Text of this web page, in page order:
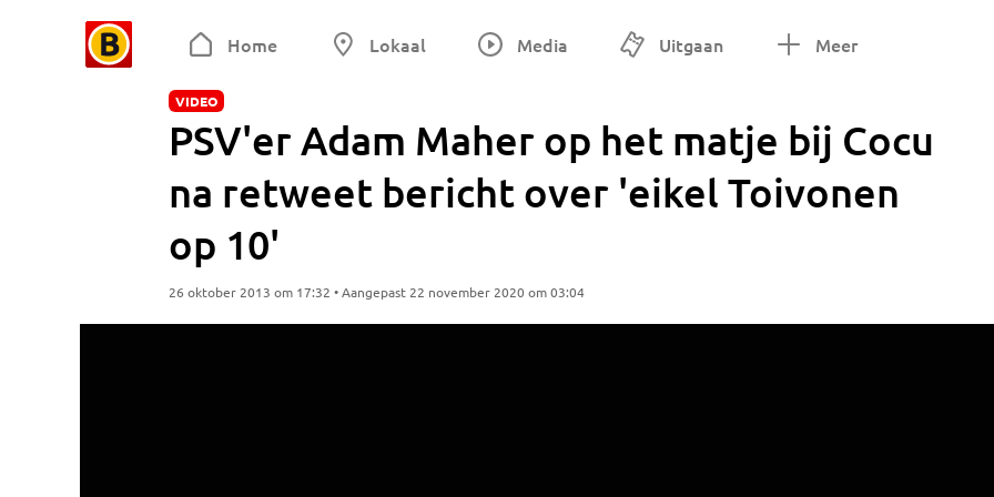
Home Lokaal Media Uitgaan Meer
VIDEO
PSV'er Adam Maher op het matje bij Cocu
na retweet bericht over 'eikel Toivonen
op 10'
26 oktober 2013 om 17:32 • Aangepast 22 november 2020 om 03:04